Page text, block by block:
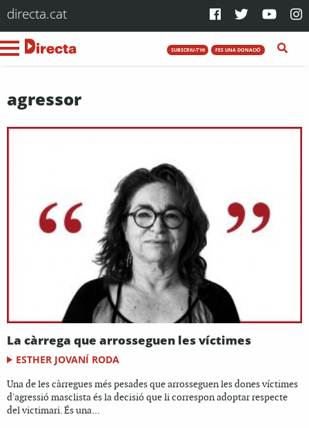
directa.cat
SUBSCRIU-T'HI FES UNA DONACIÓ
agressor
La càrrega que arrosseguen les víctimes
ESTHER JOVANÍ RODA
Una de les càrregues més pesades que arrosseguen les dones víctimes
d'agressió masclista és la decisió que li correspon adoptar respecte
del victimari. És una...